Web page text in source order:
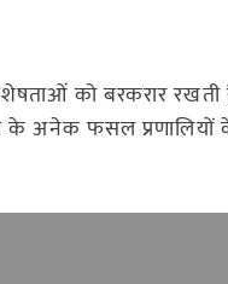
को बरकरार
के अनेक फसल